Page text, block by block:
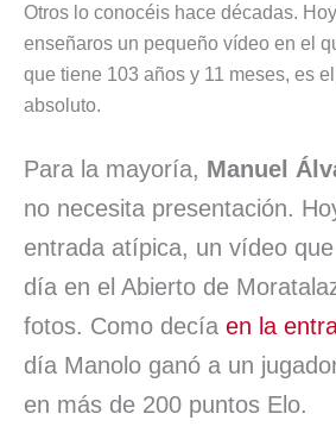
e
b
o
k
k
e
I
n
t
s
p
p
i
l
Otros lo conocéis hace décadas.
enseñaros un pequeño vídeo en el
que tiene 103 años y 11 meses, es
absoluto.
Para la mayoría, Manuel
no necesita presentación.
entrada atípica, un vídeo
día en el Abierto de
fotos. Como decía en la
día Manolo ganó a un
en más de 200 puntos Elo.